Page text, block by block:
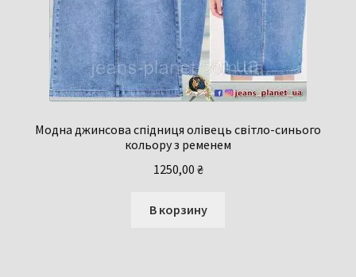
Модна джинсова спідниця олівець світло-синього
кольору з ременем
1250,00 ₴
В корзину